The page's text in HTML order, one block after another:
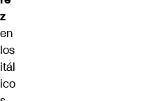
z
en
los
itál
ico